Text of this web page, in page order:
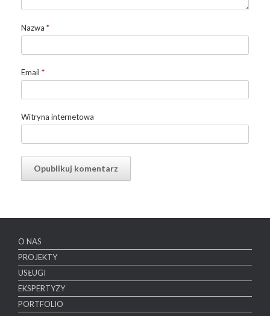
Nazwa *
Email *
Witryna internetowa
O NAS
PROJEKTY
USŁUGI
EKSPERTYZY
PORTFOLIO